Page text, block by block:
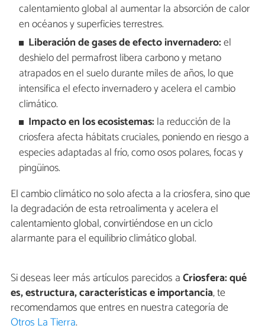
calentamiento global al aumentar la absorción de calor
en océanos y superficies terrestres.
Liberación de gases de efecto invernadero:el
deshielo del permafrost libera carbono y metano
atrapados en el suelo durante miles de años, lo que
intensifica el efecto invernadero y acelera el cambio
climático.
Impacto en los ecosistemas: la reducción de la
criosfera afecta hábitats cruciales, poniendo en riesgo a
especies adaptadas al frío, como osos polares, focas y
pingüinos.
El cambio climático no solo afecta a la criosfera, sino que
la degradación de esta retroalimenta y acelera el
calentamiento global, convirtiéndose en un ciclo
alarmante para el equilibrio climático global.
Si deseas leer más artículos parecidos aCriosfera: qué
es, estructura, características e importancia, te
recomendamos que entres en nuestra categoría de
Otros La Tierra.